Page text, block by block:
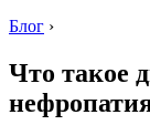
Блог ›
Что такое